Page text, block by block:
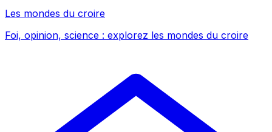
Les mondes du croire
Foi, opinion, science : explorez les mondes du croire